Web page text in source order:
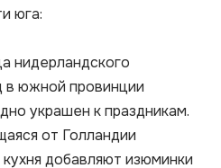
юга:
нидерландского
в южной провинции
украшен к праздникам.
от Голландии
добавляют изюминки